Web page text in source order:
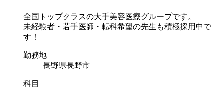
全国トップクラスの大手美容医療グループです。
未経験者・若手医師・転科希望の先生も積極採用中で
す！
勤務地
長野県長野市
科目